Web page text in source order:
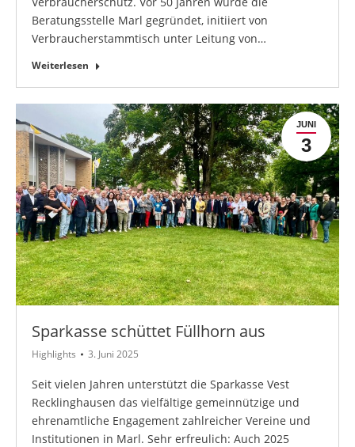
Beratungsstelle Marl gegründet, initiiert von
Verbraucherstammtisch unter Leitung von…
Weiterlesen
JUNI
3
Sparkasse schüttet Füllhorn aus
Highlights 3. Juni 2025
Seit vielen Jahren unterstützt die Sparkasse Vest
Recklinghausen das vielfältige gemeinnützige und
ehrenamtliche Engagement zahlreicher Vereine und
Institutionen in Marl. Sehr erfreulich: Auch 2025